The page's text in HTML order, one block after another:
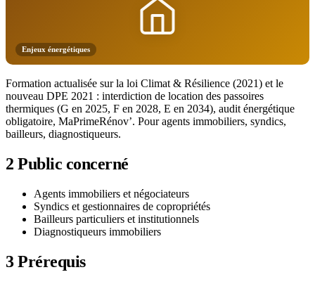
Enjeux énergétiques
Formation actualisée sur la loi Climat & Résilience (2021) et le
nouveau DPE 2021 : interdiction de location des passoires
thermiques (G en 2025, F en 2028, E en 2034), audit énergétique
obligatoire, MaPrimeRénov’. Pour agents immobiliers, syndics,
bailleurs, diagnostiqueurs.
2 Public concerné
Agents immobiliers et négociateurs
Syndics et gestionnaires de copropriétés
Bailleurs particuliers et institutionnels
Diagnostiqueurs immobiliers
3Prérequis